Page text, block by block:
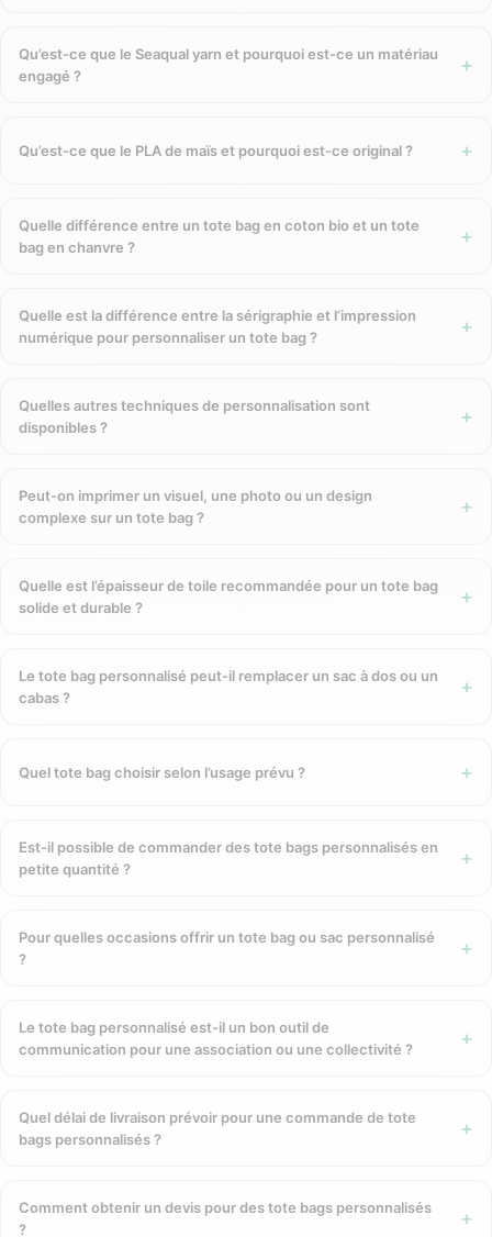
Les matières disponibles
Coton biologique certifié GOTS— cultivé sans pesticides ni
large, avec de nombreux modèles Made in France.
Coton recyclé post-consommation
environnemental encore plus faible que le coton bio.
pour une solidité maximale.
Lin— fibre naturelle européenne, légère, solide,
Jute
— fibre naturelle très économique et biodégradable,
pour les grandes distributions.
PLA biosourcé (maïs)— 100 % biodégradable et
compostable. Aucun dérivé du pétrole.
Le grammage (exprimé en g/m²) détermine l’épaisseur, la
120–140 g/m²— sac léger, idéal pour les grandes
régulier. Notre format le plus distribué.
220 g/m² et plus
maximale.
Techniques de personnalisation
Sérigraphie 1 à 4 couleurs— encres à base d’eau, résistante,
très économique en grandes séries. Technique standard pour
fréquents. Recommandée pour les sacs haut de gamme.
Impression numérique quadri (DTG)
Transfert numérique — pour les logos photo-réalistes sur
textile clair ou foncé.
Qu’est-ce que le Seaqual yarn et pourquoi est-ce un matériau
engagé ?
Qu’est-ce que le PLA de maïs et pourquoi est-ce original ?
Quelle différence entre un tote bag en coton bio et un tote
bag en chanvre ?
Quelle est la différence entre la sérigraphie et l’impression
numérique pour personnaliser un tote bag ?
Quelles autres techniques de personnalisation sont
disponibles ?
Peut-on imprimer un visuel, une photo ou un design
complexe sur un tote bag ?
Quelle est l’épaisseur de toile recommandée pour un tote bag
solide et durable ?
Le tote bag personnalisé peut-il remplacer un sac à dos ou un
cabas ?
Quel tote bag choisir selon l’usage prévu ?
Est-il possible de commander des tote bags personnalisés en
petite quantité ?
Pour quelles occasions offrir un tote bag ou sac personnalisé
?
Le tote bag personnalisé est-il un bon outil de
communication pour une association ou une collectivité ?
Quel délai de livraison prévoir pour une commande de tote
bags personnalisés ?
Comment obtenir un devis pour des tote bags personnalisés
?